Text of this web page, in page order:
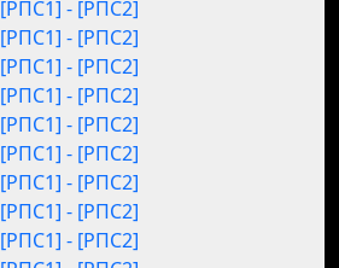
[РПС1] - [РПС2]
[РПС1] - [РПС2]
[РПС1] - [РПС2]
[РПС1] - [РПС2]
[РПС1] - [РПС2]
[РПС1] - [РПС2]
[РПС1] - [РПС2]
[РПС1] - [РПС2]
[РПС1] - [РПС2]